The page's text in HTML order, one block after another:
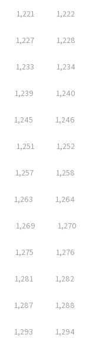
1,221 1,222
1,227 1,228
1,233 1,234
1,239 1,240
1,245 1,246
1,251 1,252
1,257 1,258
1,263 1,264
1,269 1,270
1,275 1,276
1,281 1,282
1,287 1,288
1,293 1,294